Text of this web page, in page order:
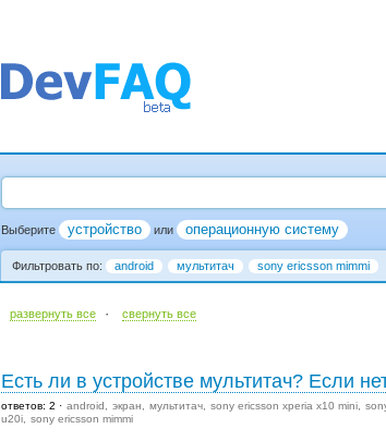
Выберите устройство или операционную систему
Фильтровать по: android мультитач sony ericsson mimmi
развернуть все · cвернуть все
Есть ли в устройстве мультитач? Если
ответов: 2 android экран мультитач sony ericsson xperia x10 mini
u20i
sony ericsson mimmi